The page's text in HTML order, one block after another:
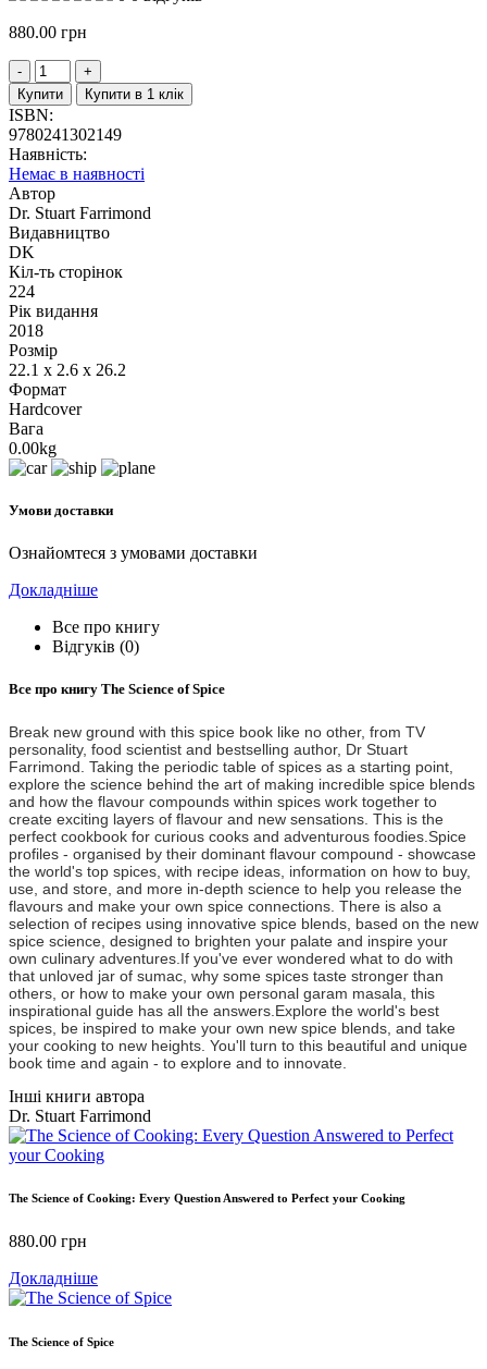
880.00 грн
Купити Купити в 1 клік
ISBN:
9780241302149
Наявність:
Немає в наявності
Автор
Dr. Stuart Farrimond
Видавництво
DK
Кіл-ть сторінок
224
Рік видання
2018
Розмір
22.1 x 2.6 x 26.2
Формат
Hardcover
Вага
0.00kg
Умови доставки
Ознайомтеся з умовами доставки
Докладніше
Все про книгу
Відгуків (0)
Все про книгу The Science of Spice
Break new ground with this spice book like no other, from TV
personality, food scientist and bestselling author, Dr Stuart
Farrimond. Taking the periodic table of spices as a starting point,
explore the science behind the art of making incredible spice blends
and how the flavour compounds within spices work together to
create exciting layers of flavour and new sensations. This is the
perfect cookbook for curious cooks and adventurous foodies.Spice
profiles - organised by their dominant flavour compound - showcase
the world's top spices, with recipe ideas, information on how to buy,
use, and store, and more in-depth science to help you release the
flavours and make your own spice connections. There is also a
selection of recipes using innovative spice blends, based on the new
spice science, designed to brighten your palate and inspire your
own culinary adventures.If you've ever wondered what to do with
that unloved jar of sumac, why some spices taste stronger than
others, or how to make your own personal garam masala, this
inspirational guide has all the answers.Explore the world's best
spices, be inspired to make your own new spice blends, and take
your cooking to new heights. You'll turn to this beautiful and unique
book time and again - to explore and to innovate.
Інші книги автора
Dr. Stuart Farrimond
The Science of Cooking: Every Question Answered to Perfect your Cooking
880.00 грн
Докладніше
The Science of Spice